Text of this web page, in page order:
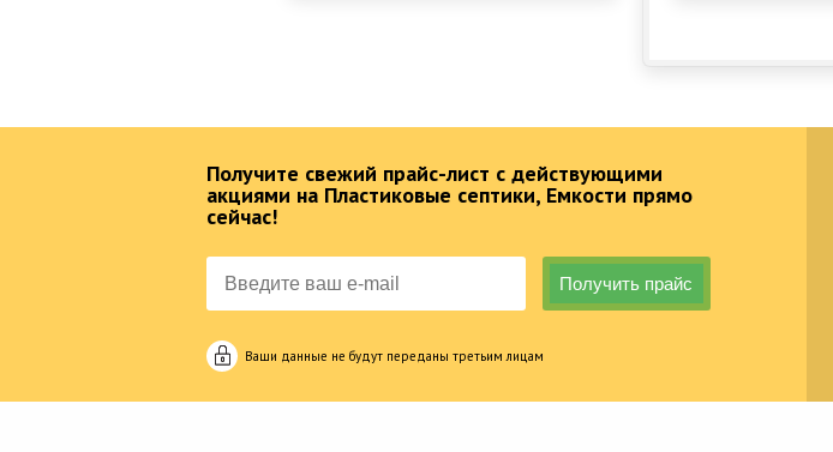
Получите свежий прайс-лист с действующими
акциями на Пластиковые септики, Емкости прямо
сейчас!
Ваши данные не будут переданы третьим лицам